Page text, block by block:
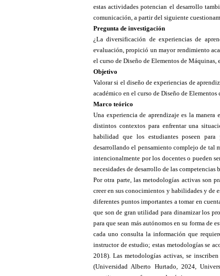
estas actividades potencian el desarrollo
comunicación, a partir del siguiente
Pregunta de investigación
¿La diversificación de experiencias de
evaluación, propició un mayor rendimiento
el curso de Diseño de Elementos de Máquinas,
Objetivo
Valorar si el diseño de experiencias de
académico en el curso de Diseño de
Marco teórico
Una experiencia de aprendizaje es la manera
distintos contextos para enfrentar una
habilidad que los estudiantes poseen
desarrollando el pensamiento complejo de tal
intencionalmente por los docentes o pueden
necesidades de desarrollo de las competencias
Por otra parte, las metodologías activas son
creer en sus conocimientos y habilidades y de
diferentes puntos importantes a tomar en
que son de gran utilidad para dinamizar los
para que sean más autónomos en su forma de
cada uno consulta la información que
instructor de estudio; estas metodologías se
2018). Las metodologías activas, se
(Universidad Alberto Hurtado, 2024,